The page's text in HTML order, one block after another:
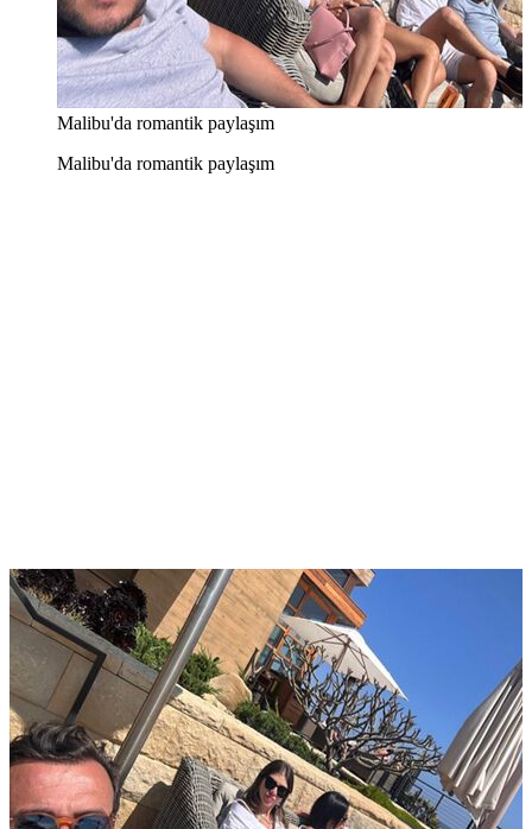
Malibu'da romantik paylaşım
Malibu'da romantik paylaşım